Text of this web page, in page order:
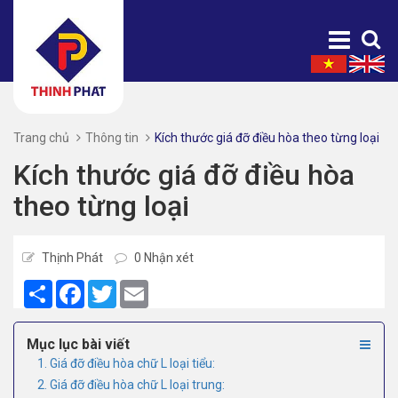
Trang chủ Thông tin Kích thước giá đỡ điều hòa theo từng loại
Kích thước giá đỡ điều hòa
theo từng loại
Thịnh Phát 0 Nhận xét
Share Facebook
Twitter
Mục lục bài viết
1. Giá đỡ điều hòa chữ L loại tiểu:
2. Giá đỡ điều hòa chữ L loại trung: